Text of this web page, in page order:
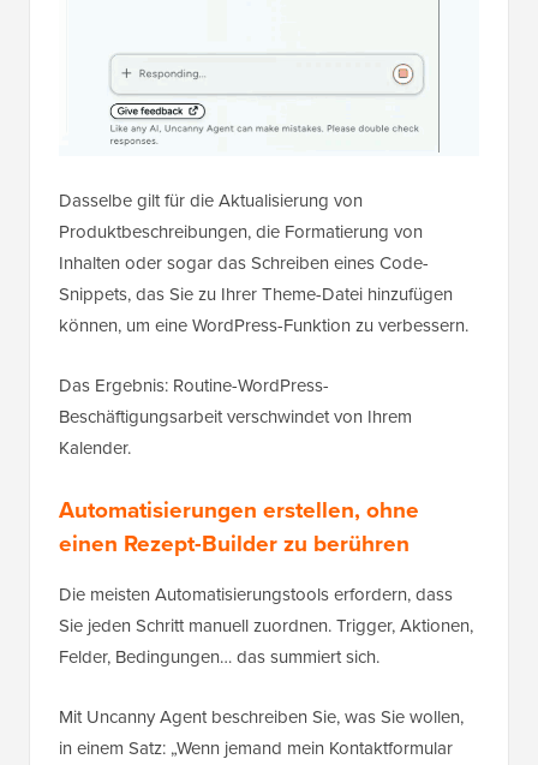
Dasselbe gilt für die Aktualisierung von
Produktbeschreibungen, die Formatierung von
Inhalten oder sogar das Schreiben eines Code-
Snippets, das Sie zu Ihrer Theme-Datei hinzufügen
können, um eine WordPress-Funktion zu verbessern.
Das Ergebnis: Routine-WordPress-
Beschäftigungsarbeit verschwindet von Ihrem
Kalender.
Automatisierungen erstellen, ohne
einen Rezept-Builder zu berühren
Die meisten Automatisierungstools erfordern, dass
Sie jeden Schritt manuell zuordnen. Trigger, Aktionen,
Felder, Bedingungen… das summiert sich.
Mit Uncanny Agent beschreiben Sie, was Sie wollen,
in einem Satz: „Wenn jemand mein Kontaktformular